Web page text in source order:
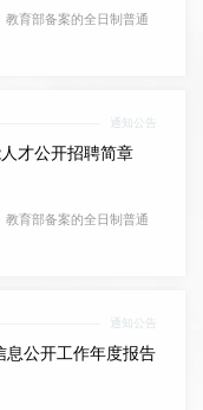
育部备案的全日制普通
通知公告
才公开招聘简章
育部备案的全日制普通
通知公告
息公开工作年度报告